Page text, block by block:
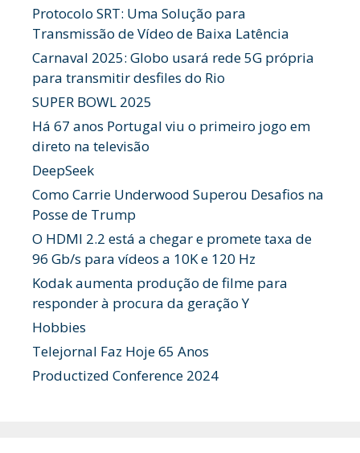
Protocolo SRT: Uma Solução para
Transmissão de Vídeo de Baixa Latência
Carnaval 2025: Globo usará rede 5G própria
para transmitir desfiles do Rio
SUPER BOWL 2025
Há 67 anos Portugal viu o primeiro jogo em
direto na televisão
DeepSeek
Como Carrie Underwood Superou Desafios na
Posse de Trump
O HDMI 2.2 está a chegar e promete taxa de
96 Gb/s para vídeos a 10K e 120 Hz
Kodak aumenta produção de filme para
responder à procura da geração Y
Hobbies
Telejornal Faz Hoje 65 Anos
Productized Conference 2024